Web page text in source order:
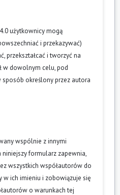
użytkownicy mogą
i przekazywać)
przekształcać i tworzyć na
w dowolnym celu, pod
określony przez autora
wspólnie z innymi
niniejszy formularz zapewnia,
wszystkich współautorów do
ich imieniu i zobowiązuje się
o warunkach tej